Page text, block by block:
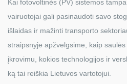
Kai fotovoltinės (PV) sistemos
vairuotojai gali pasinaudoti savo
išlaidas ir mažinti transporto
straipsnyje apžvelgsime, kaip
įkrovimu, kokios technologijos ir
ką tai reiškia Lietuvos vartotojui.